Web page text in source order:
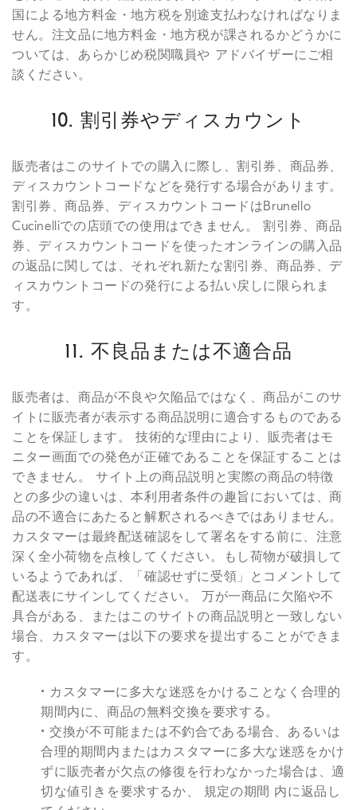
国による地方料金・地方税を別途支払わなければなりま
せん。注文品に地方料金・地方税が課されるかどうかに
ついては、あらかじめ税関職員や アドバイザーにご相
談ください。
10. 割引券やディスカウント
販売者はこのサイトでの購入に際し、割引券、商品券、
ディスカウントコードなどを発行する場合があります。
割引券、商品券、ディスカウントコードはBrunello
Cucinelliでの店頭での使用はできません。 割引券、商品
券、ディスカウントコードを使ったオンラインの購入品
の返品に関しては、それぞれ新たな割引券、商品券、デ
ィスカウントコードの発行による払い戻しに限られま
す。
11. 不良品または不適合品
販売者は、商品が不良や欠陥品ではなく、商品がこのサ
イトに販売者が表示する商品説明に適合するものである
ことを保証します。 技術的な理由により、販売者はモ
ニター画面での発色が正確であることを保証することは
できません。 サイト上の商品説明と実際の商品の特徴
との多少の違いは、本利用者条件の趣旨においては、商
品の不適合にあたると解釈されるべきではありません。
カスタマーは最終配送確認をして署名をする前に、注意
深く全小荷物を点検してください。もし荷物が破損して
いるようであれば、「確認せずに受領」とコメントして
配送表にサインしてください。 万が一商品に欠陥や不
具合がある、またはこのサイトの商品説明と一致しない
場合、カスタマーは以下の要求を提出することができま
す。
• カスタマーに多大な迷惑をかけることなく合理的
期間内に、商品の無料交換を要求する。
• 交換が不可能または不釣合である場合、あるいは
合理的期間内またはカスタマーに多大な迷惑をかけ
ずに販売者が欠点の修復を行わなかった場合は、適
切な値引きを要求するか、 規定の期間 内に返品し